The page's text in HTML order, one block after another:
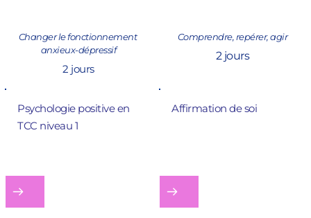
Changer le fonctionnement
anxieux-dépressif
2 jours
Comprendre, repérer, agir
2 jours
Psychologie positive en
TCC niveau 1
Affirmation de soi